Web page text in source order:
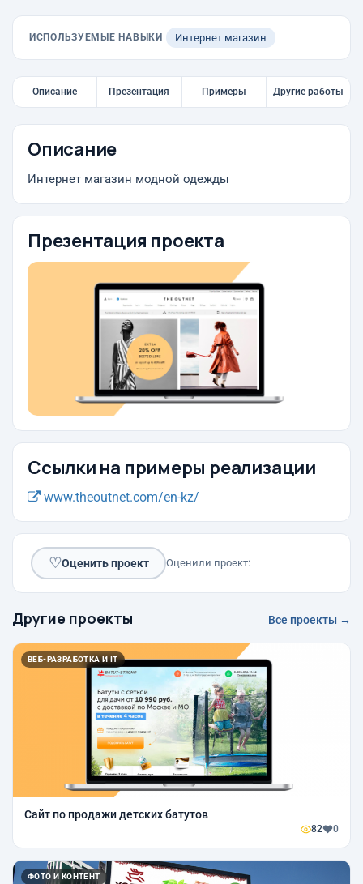
ИСПОЛЬЗУЕМЫЕ НАВЫКИ Интернет магазин
Описание Презентация Примеры Другие работы
Описание
Интернет магазин модной одежды
Презентация проекта
Ссылки на примеры реализации
www.theoutnet.com/en-kz/
♡Оценить проект Оценили проект:
Другие проекты Все проекты →
ВЕБ-РАЗРАБОТКА И IT
Сайт по продажи детских батутов
82 0
ФОТО И КОНТЕНТ